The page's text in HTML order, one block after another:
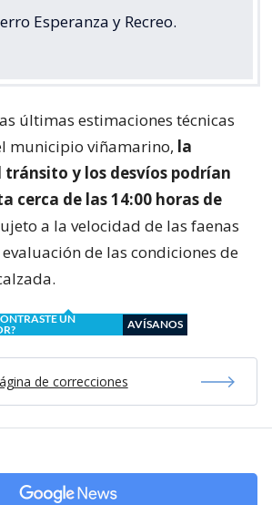
Esperanza y Recreo.
últimas estimaciones técnicas
municipio viñamarino, la
y los desvíos podrían
cerca de las 14:00 horas de
a la velocidad de las faenas
de las condiciones de
UN
AVÍSANOS
de correcciones